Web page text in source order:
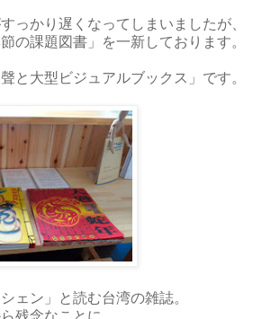
っかり遅くなってしまいましたが、
の課題図書」を一新しております。
と大型ビジュアルブックス」です。
ェン」と読む台湾の雑誌。